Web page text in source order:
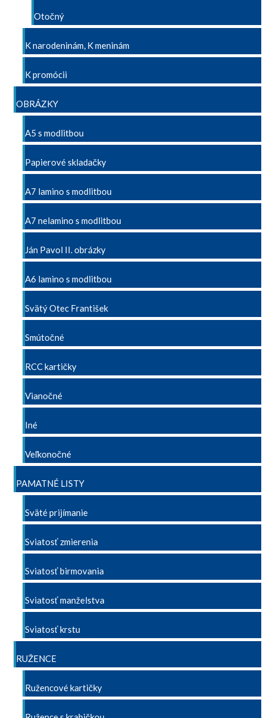
Otočný
K narodeninám, K meninám
K promócii
OBRÁZKY
A5 s modlitbou
Papierové skladačky
A7 lamino s modlitbou
A7 nelamino s modlitbou
Ján Pavol II. obrázky
A6 lamino s modlitbou
Svätý Otec František
Smútočné
RCC kartičky
Vianočné
Iné
Veľkonočné
PAMATNÉ LISTY
Sväté prijímanie
Sviatosť zmierenia
Sviatosť birmovania
Sviatosť manželstva
Sviatosť krstu
RUŽENCE
Ružencové kartičky